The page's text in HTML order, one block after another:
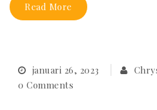
Read More
januari 26, 2023
0 Comments